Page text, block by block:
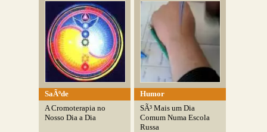
SaÃºde
A Cromoterapia no
Nosso Dia a Dia
Humor
SÃ³ Mais um Dia
Comum Numa Escola
Russa